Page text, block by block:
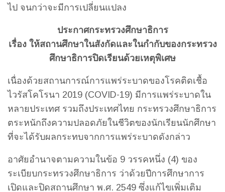
ไป จนกว่าจะมีการเปลี่ยนแปลง
ประกาศกระทรวงศึกษาธิการ
เรื่อง ให้สถานศึกษาในสังกัดและในกำกับของกระทรวง
ศึกษาธิการปิดเรียนด้วยเหตุพิเศษ
เนื่องด้วยสถานการณ์การแพร่ระบาดของโรคติดเชื้อ
ไวรัสโคโรนา 2019 (COVID-19) มีการแพร่ระบาดใน
หลายประเทศ รวมถึงประเทศไทย กระทรวงศึกษาธิการ
ตระหนักถึงความปลอดภัยในชีวิตของนักเรียนนักศึกษา
ที่จะได้รับผลกระทบจากการแพร่ระบาดดังกล่าว
อาศัยอำนาจตามความในข้อ 9 วรรคหนึ่ง (4) ของ
ระเบียบกระทรวงศึกษาธิการ ว่าด้วยปีการศึกษาการ
เปิดและปิดสถานศึกษา พ.ศ. 2549 ซึ่งแก้ไขเพิ่มเติม